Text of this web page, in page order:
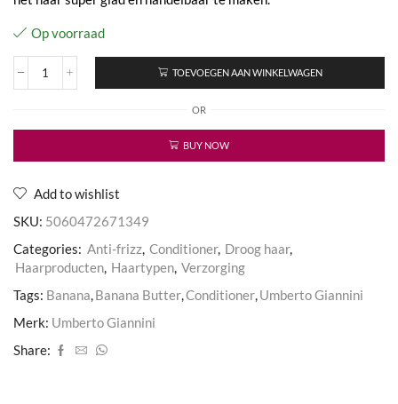
Op voorraad
Banana
aantal
TOEVOEGEN AAN WINKELWAGEN
OR
BUY NOW
Add to wishlist
SKU: 5060472671349
Categories: Anti-frizz, Conditioner, Droog haar,
Haarproducten, Haartypen, Verzorging
Tags: Banana,Banana Butter,Conditioner,Umberto Giannini
Merk: Umberto Giannini
Share: